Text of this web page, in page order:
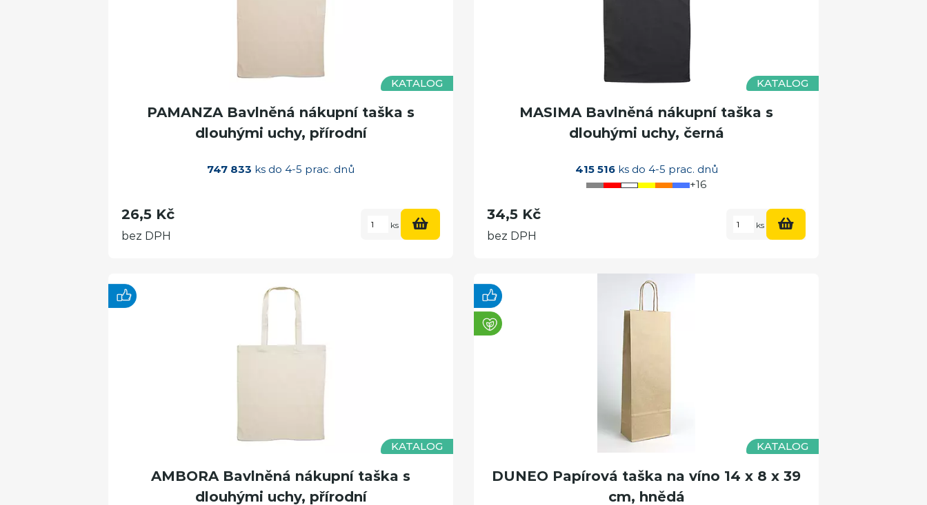
KATALOG
PAMANZA Bavlněná nákupní taška s
dlouhými uchy, přírodní
747 833 ks do 4-5 prac. dnů
26,5 Kč
bez DPH
ks
KATALOG
MASIMA Bavlněná nákupní taška s
dlouhými uchy, černá
415 516ks do 4-5 prac. dnů
34,5 Kč
bez DPH
ks
+16
KATALOG
AMBORA Bavlněná nákupní taška s
dlouhými uchy, přírodní
KATALOG
DUNEO Papírová taška na víno 14 x 8 x 39
cm, hnědá